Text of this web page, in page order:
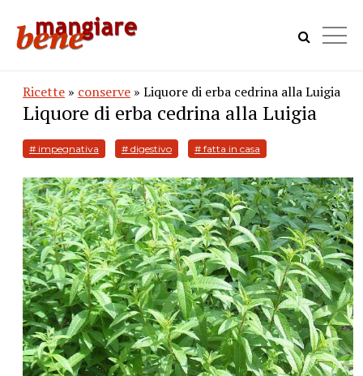
Ricette » conserve » Liquore di erba cedrina alla Luigia
Liquore di erba cedrina alla Luigia
# impegnativa # digestivo # fatta in casa